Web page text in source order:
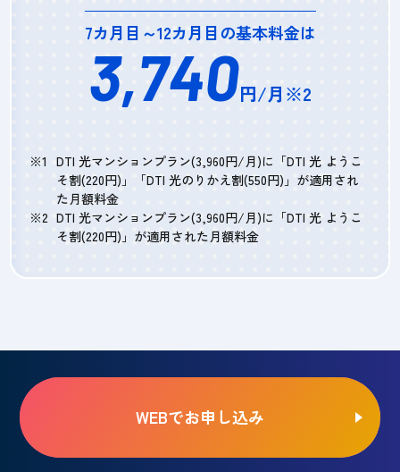
7カ月目～12カ月目の基本料金は
3,740円/月※2
DTI 光マンションプラン(3,960円/月)に「DTI 光 ようこ
そ割(220円)」「DTI 光のりかえ割(550円)」が適用され
た月額料金
DTI 光マンションプラン(3,960円/月)に「DTI 光 ようこ
そ割(220円)」が適用された月額料金
WEBでお申し込み